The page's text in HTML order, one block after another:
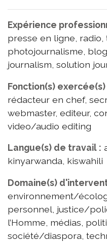
Expérience
presse en ligne, radio,
photojournalisme,
journalism, solution
Fonction(s) exercée(s)
rédacteur en chef,
webmaster, editeur,
video/audio editing
Langue(s) de travail :
kinyarwanda, kiswahili
Domaine(s)
environnement/
personnel, justice/
l’Homme, médias,
société/diaspora,